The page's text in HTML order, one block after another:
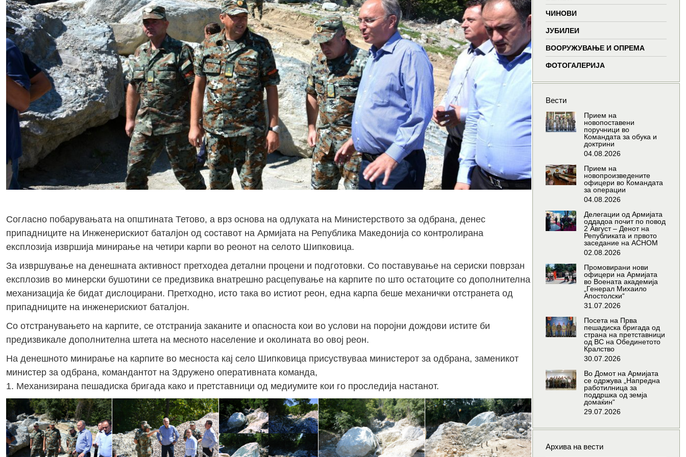
windowwindowwindow
Согласно побарувањата на општината Тетово, а врз основа на одлуката на Министерството за одбрана, денес
припадниците на Инженерискиот баталјон од составот на Армијата на Република Македонија со контролирана
експлозија извршија минирање на четири карпи во реонот на селото Шипковица.
За извршување на денешната активност претходеа детални процени и подготовки. Со поставување на сериски поврзан
експлозив во минерски бушотини се предизвика внатрешно расцепување на карпите по што остатоците со дополнителна
механизација ќе бидат дислоцирани. Претходно, исто така во истиот реон, една карпа беше механички отстранета од
припадниците на инженерискиот баталјон.
Со отстранувањето на карпите, се отстранија заканите и опасноста кои во услови на поројни дождови истите би
предизвикале дополнителна штета на месното население и околината во овој реон.
На денешното минирање на карпите во месноста кај село Шипковица присуствуваа министерот за одбрана, заменикот
министер за одбрана, командантот на Здружено оперативната команда,
1. Механизирана пешадиска бригада како и претставници од медиумите кои го проследија настанот.
ЧИНОВИ
ЈУБИЛЕИ
ВООРУЖУВАЊЕ И ОПРЕМА
ФОТОГАЛЕРИЈА
Вести
Прием на
новопоставени
поручници во
Командата за обука и
доктрини
04.08.2026
Прием на
новопроизведените
офицери во Командата
за операции
04.08.2026
Делегации од Армијата
оддадоа почит по повод
2 Август – Денот на
Републиката и првото
заседание на АСНОМ
02.08.2026
Промовирани нови
офицери на Армијата
во Воената академија
„Генерал Михаило
Апостолски“
31.07.2026
Посета на Прва
пешадиска бригада од
страна на претставници
од ВС на Обединетото
Кралство
30.07.2026
Во Домот на Армијата
се одржува „Напредна
работилница за
поддршка од земја
домаќин“
29.07.2026
Архива на вести